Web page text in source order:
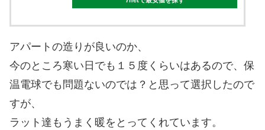
アパートの造りが良いのか、
今のところ寒い日でも１５度くらいはあるので、保
温電球でも問題ないのでは？と思って選択したので
すが、
ラット達もうまく暖をとってくれています。